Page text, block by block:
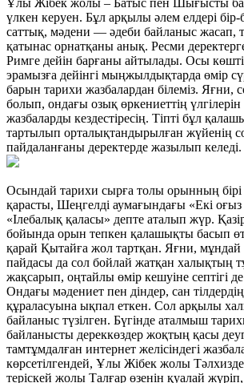
Ұлы Жібек жолы – Батыс пен Шығысты
үлкен керуен. Бұл арқылы әлем елдері бір-
саттық, мәдени — әдеби байланыс жасап,
қатынас орнатқаны анық. Ресми
Римге дейін барғаны айтылады. Осы
эрамызға дейінгі мыңжылдықтарда өмір
барын тарихи жазбалардан білеміз. Яғни,
болып, ондағы озық өркениеттің үлгілерін
жазбаларды кездестіресің. Тіпті бұл
тартылып орталықтандырылған жүйенің
пайдаланғаны деректерде жазылып келеді.
Осындай тарихи сырға толы орынның бірі
қарасты, Шеңгелді аумағындағы «Екі
«Ілебалық қаласы» депте аталып жүр.
бойында орын тепкен қалашықты басып
қарай Қытайға жол тартқан. Яғни,
пайдасы да сол бойлай жатқан халықтың
жақсарып, оңтайлы өмір кешуіне септігі
Ондағы мәдениет пен діндер, сан
құраласуына ықпал еткен. Сол арқылы
байланыс түзілген. Бүгінде аталмыш
байланысты дереккөздер жоқтың қасы
тамтұмдалған интернет желісіндегі
көрсетілгендей, Ұлы Жібек жолы
теріскей жолы Талғар өзенін қуалай